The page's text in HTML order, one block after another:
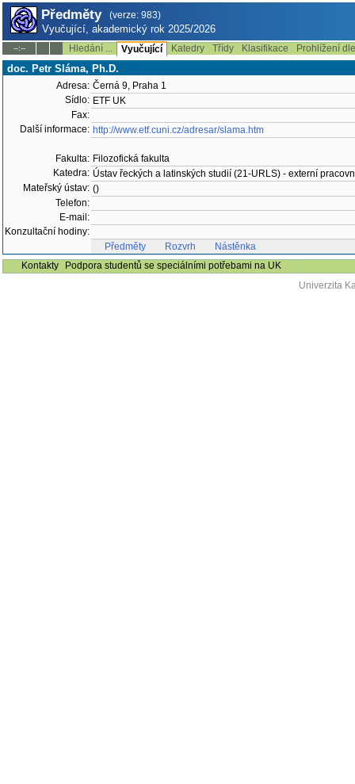
Předměty (verze: 983)
Vyučující, akademický rok 2025/2026
--:-- Hledání ... Vyučující Katedry Třídy Klasifikace Prohlížení
doc. Petr Sláma, Ph.D.
Adresa: Černá 9, Praha 1
Sídlo: ETF UK
Fax:
Další informace: http://www.etf.cuni.cz/adresar/slama.htm
Fakulta: Filozofická fakulta
Katedra: Ústav řeckých a latinských studií (21-URLS) - externí
Mateřský ústav: ()
Telefon:
E-mail:
Konzultační hodiny:
Předměty
Rozvrh
Nástěnka
Kontakty
Podpora studentů se speciálními potřebami na UK
Univerzita